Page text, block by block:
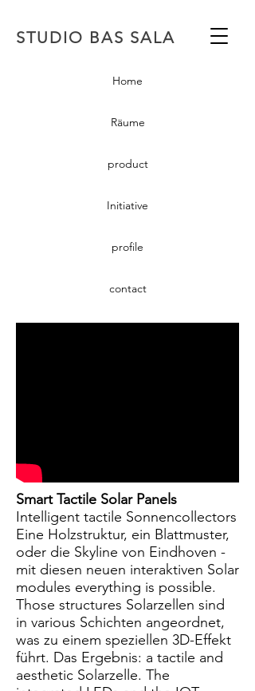
STUDIO BAS SALA
Home
Räume
product
Initiative
profile
contact
Smart Tactile Solar Panels
Intelligent tactile Sonnencollectors
Eine Holzstruktur, ein Blattmuster,
oder die Skyline von Eindhoven -
mit diesen neuen interaktiven Solar
modules everything is possible.
Those structures Solarzellen sind
in various Schichten angeordnet,
was zu einem speziellen 3D-Effekt
führt. Das Ergebnis: a tactile and
aesthetic Solarzelle. The